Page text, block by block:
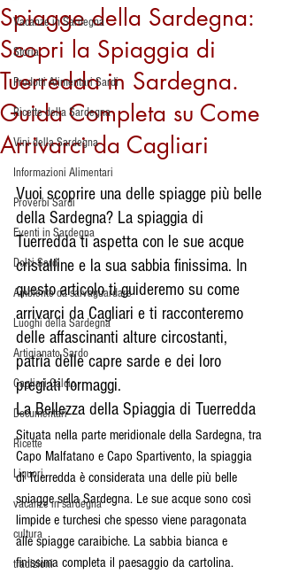
Vacanze in Sardegna
Storia
Prodotti Alimentari Sardi
Ricette della Sardegna
Vini della Sardegna
Informazioni Alimentari
Proverbi Sardi
Eventi in Sardegna
Dolci Sardi
Ambiente da salvaguardare
Luoghi della Sardegna
Artigianato Sardo
Cagliari Calcio
Documentari
Ricette
Liquori
vacanze in sardegna
cultura
tradizioni
Spiagge della Sardegna:
Scopri la Spiaggia di
Tuerredda in Sardegna.
Guida Completa su Come
Arrivarci da Cagliari
Vuoi scoprire una delle spiagge più belle
della Sardegna? La spiaggia di
Tuerredda ti aspetta con le sue acque
cristalline e la sua sabbia finissima. In
questo articolo ti guideremo su come
arrivarci da Cagliari e ti racconteremo
delle affascinanti alture circostanti,
patria delle capre sarde e dei loro
pregiati formaggi.
La Bellezza della Spiaggia di Tuerredda
Situata nella parte meridionale della Sardegna, tra
Capo Malfatano e Capo Spartivento, la spiaggia
di Tuerredda è considerata una delle più belle
spiagge sella Sardegna. Le sue acque sono così
limpide e turchesi che spesso viene paragonata
alle spiagge caraibiche. La sabbia bianca e
finissima completa il paesaggio da cartolina.